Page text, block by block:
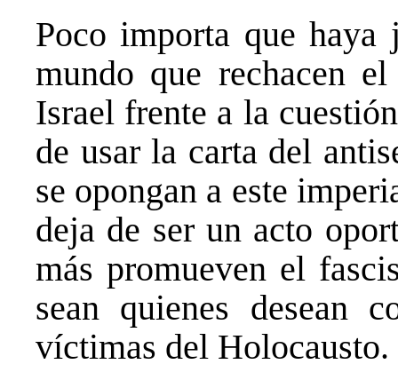
Poco importa que haya
mundo que rechacen
Israel frente a la
de usar la carta del
se opongan a este
deja de ser un acto
más promueven el
sean quienes desean
víctimas del Holocausto.